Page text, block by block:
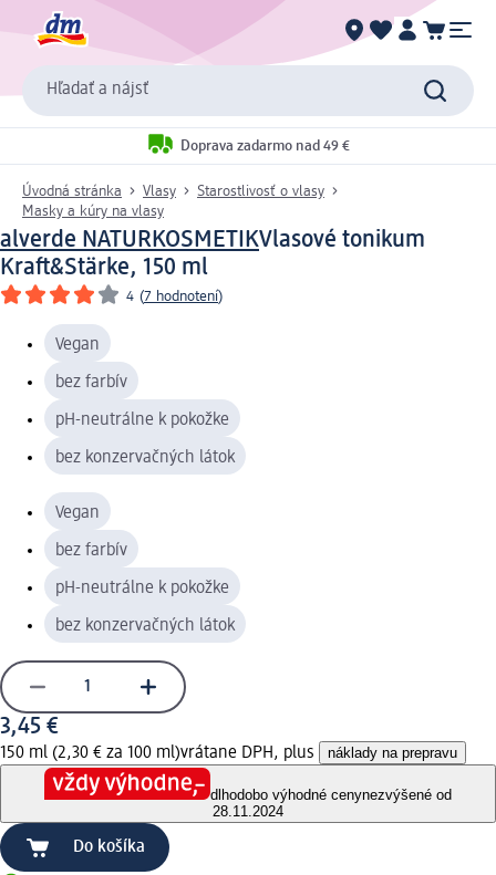
Hľadať a nájsť
Doprava zadarmo nad 49 €
Úvodná stránka Vlasy
Starostlivosť o vlasy
Masky a kúry na vlasy
alverde NATURKOSMETIKVlasové tonikum
Kraft&Stärke, 150 ml
4 (7 hodnotení)
Vegan
bez farbív
pH-neutrálne k pokožke
bez konzervačných látok
Vegan
bez farbív
pH-neutrálne k pokožke
bez konzervačných látok
3,45 €
150 ml (2,30 € za 100 ml)vrátane DPH, plus náklady na prepravu
dlhodobo výhodné cenynezvýšené od
28.11.2024
Do košíka